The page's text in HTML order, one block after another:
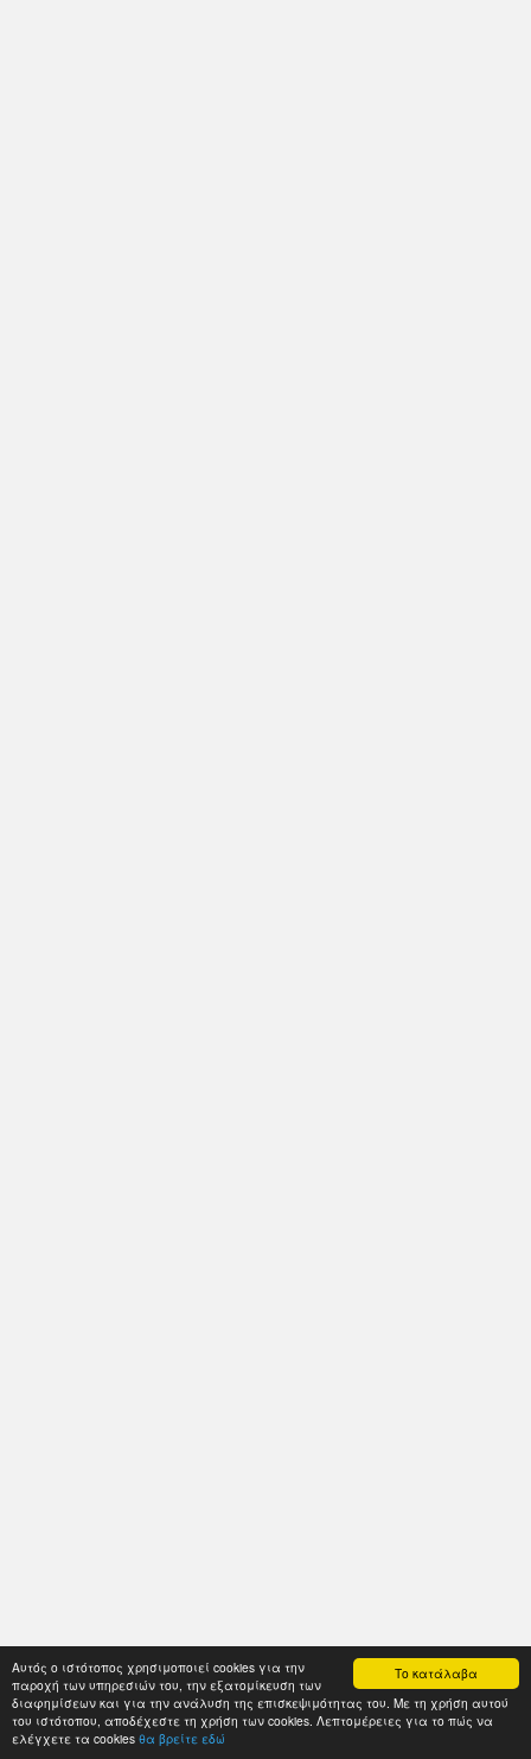
Το κατάλαβα
Αυτός ο ιστότοπος χρησιμοποιεί cookies για την
παροχή των υπηρεσιών του, την εξατομίκευση των
διαφημίσεων και για την ανάλυση της επισκεψιμότητας του. Με τη χρήση αυτού
του ιστότοπου, αποδέχεστε τη χρήση των cookies. Λεπτομέρειες για το πώς να
ελέγχετε τα cookies θα βρείτε εδώ